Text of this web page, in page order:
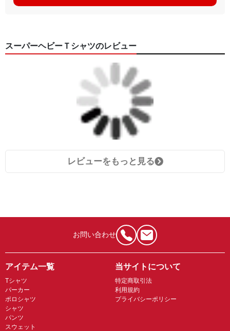
スーパーヘビーＴシャツのレビュー
レビューをもっと見る
お問い合わせ
アイテム一覧
Tシャツ
パーカー
ポロシャツ
シャツ
パンツ
スウェット
当サイトについて
特定商取引法
利用規約
プライバシーポリシー